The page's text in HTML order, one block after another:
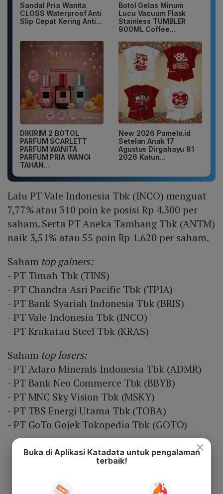
Sandal Pria Wanita
CLOSS Waterproof Anti
Slip Cepat Kering Anti...
Botol Gelas Minum
Lucu Vacuum Flask
Stainless TUMBLER
900ML Coffee...
DIKIRIM 2 BOTOL
PARFUM SCARLETT
PARFUM WANITA
PARFUM PRIA WANGI
TAHAN...
New 2026 Pamelo.id
Setelan Anak 17
Agustus Dirgahayu 81
2026 Katun...
Lalu PT Vale Indonesia Tbk (INCO) menguat
7,77% atau 310 poin ke posisi Rp 4.300 per
saham. Serta PT Aneka Tambang Tbk (ANTM)
naik 3,51% atau 55 poin Rp 1.620 per saham.
Saham top gainers:
- PT Timah Tbk (TINS)
- PT Chandra Asri Pacific Tbk (TPIA)
- PT Bank Syariah Indonesia Tbk (BRIS)
- PT Vale Indonesia Tbk (INCO)
- PT Krakatau Steel Tbk (KRAS)
Saham top losers:
- PT Adaro Minerals Indonesia Tbk (ADMR)
- PT Bank Neo Commerce Tbk (BBYB)
- PT MNC Sky Vision Tbk (MSKY)
- PT TBS Energi Utama Tbk (TOBA)
- PT GoTo Gojek Tokopedia Tbk (GOTO)
×
Buka di Aplikasi Katadata untuk pengalaman
terbaik!